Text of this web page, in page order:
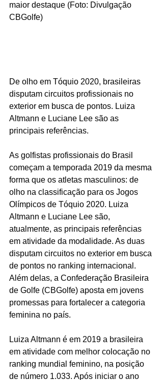
maior destaque (Foto: Divulgação
CBGolfe)
De olho em Tóquio 2020, brasileiras
disputam circuitos profissionais no
exterior em busca de pontos. Luiza
Altmann e Luciane Lee são as
principais referências.
As golfistas profissionais do Brasil
começam a temporada 2019 da mesma
forma que os atletas masculinos: de
olho na classificação para os Jogos
Olímpicos de Tóquio 2020. Luiza
Altmann e Luciane Lee são,
atualmente, as principais referências
em atividade da modalidade. As duas
disputam circuitos no exterior em busca
de pontos no ranking internacional.
Além delas, a Confederação Brasileira
de Golfe (CBGolfe) aposta em jovens
promessas para fortalecer a categoria
feminina no país.
Luiza Altmann é em 2019 a brasileira
em atividade com melhor colocação no
ranking mundial feminino, na posição
de número 1.033. Após iniciar o ano